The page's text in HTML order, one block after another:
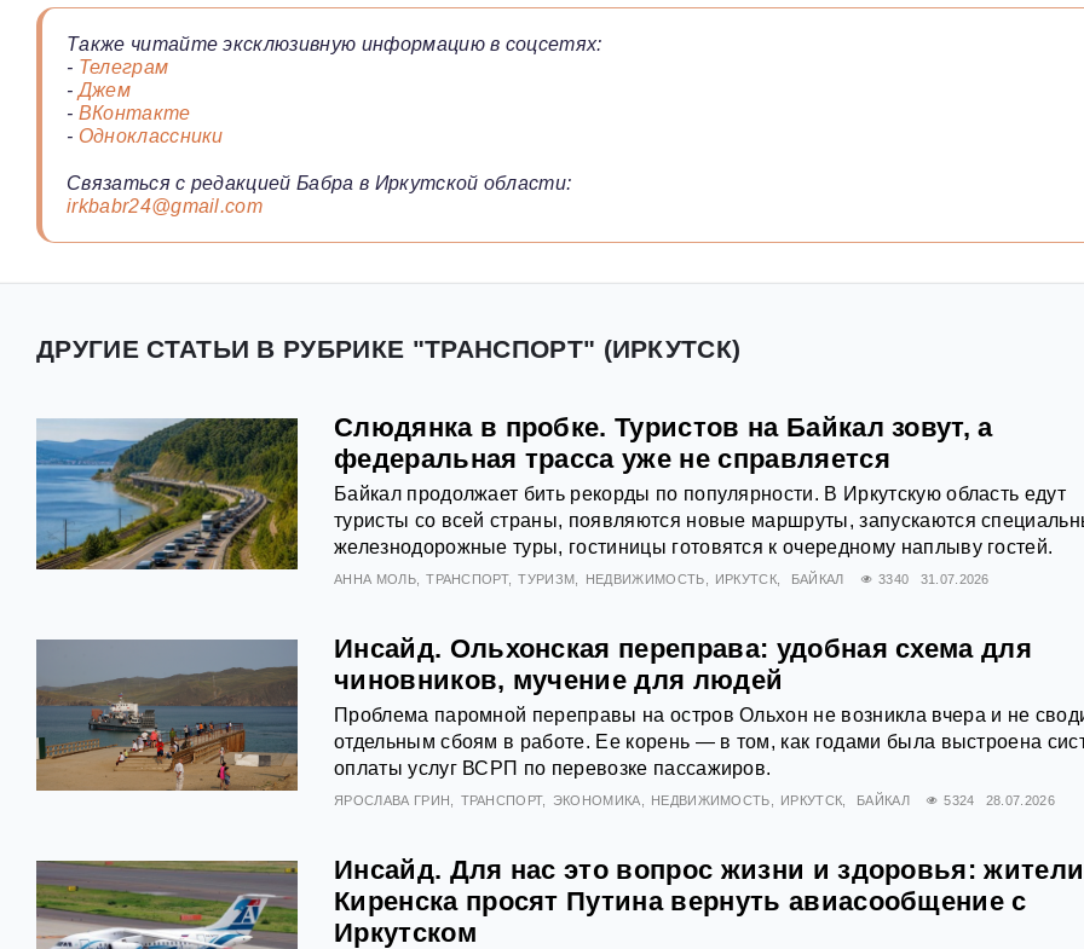
Также читайте эксклюзивную информацию в соцсетях:
- Телеграм
-Джем
- ВКонтакте
- Одноклассники
Связаться с редакцией Бабра в Иркутской области:
irkbabr24@gmail.com
ДРУГИЕ СТАТЬИ В РУБРИКЕ "ТРАНСПОРТ" (ИРКУТСК)
Слюдянка в пробке. Туристов на Байкал зовут, а
федеральная трасса уже не справляется
Байкал продолжает бить рекорды по популярности. В Иркутскую область едут
туристы со всей страны, появляются новые маршруты, запускаются
железнодорожные туры, гостиницы готовятся к очередному наплыву гостей.
АННА МОЛЬ ТРАНСПОРТ ТУРИЗМ НЕДВИЖИМОСТЬ ИРКУТСК БАЙКАЛ 3340 31.07.2026
Инсайд. Ольхонская переправа: удобная схема для
чиновников, мучение для людей
Проблема паромной переправы на остров Ольхон не возникла вчера и не
отдельным сбоям в работе. Ее корень — в том, как годами была выстроена
оплаты услуг ВСРП по перевозке пассажиров.
ЯРОСЛАВА ГРИН ТРАНСПОРТ ЭКОНОМИКА НЕДВИЖИМОСТЬ ИРКУТСК БАЙКАЛ 5324 28.07.2026
Инсайд. Для нас это вопрос жизни и здоровья: жители
Киренска просят Путина вернуть авиасообщение с
Иркутском